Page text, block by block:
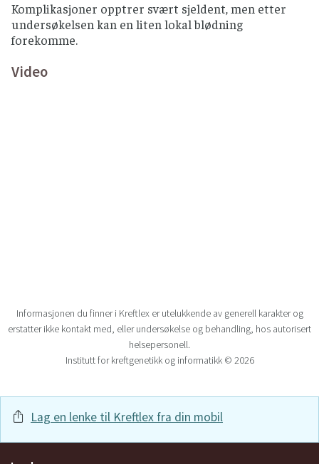
Komplikasjoner opptrer svært sjeldent, men etter
undersøkelsen kan en liten lokal blødning
forekomme.
Video
Informasjonen du finner i Kreftlex er utelukkende av generell karakter og
erstatter ikke kontakt med, eller undersøkelse og behandling, hos autorisert
helsepersonell.
Institutt for kreftgenetikk og informatikk © 2026
Lag en lenke til Kreftlex fra din mobil